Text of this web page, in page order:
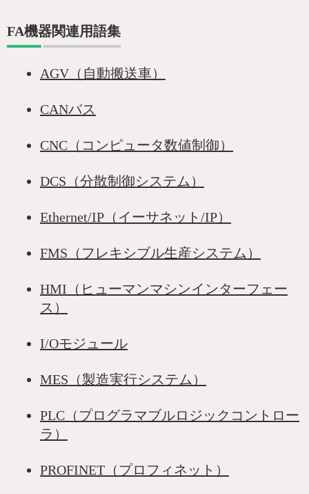
FA機器関連用語集
AGV（自動搬送車）
CANバス
CNC（コンピュータ数値制御）
DCS（分散制御システム）
Ethernet/IP（イーサネット/IP）
FMS（フレキシブル生産システム）
HMI（ヒューマンマシンインターフェー
ス）
I/Oモジュール
MES（製造実行システム）
PLC（プログラマブルロジックコントロー
ラ）
PROFINET（プロフィネット）